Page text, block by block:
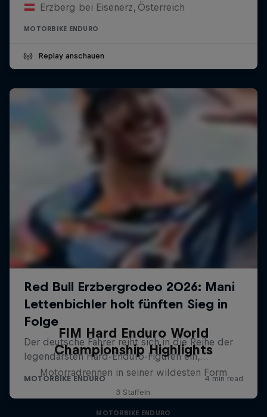
Erzberg bei Eisenerz, Österreich
MOTORBIKE ENDURO
Replay anschauen
FIM Hard Enduro World
Championship Highlights
Motorradrennen in seiner wildesten Form
3 Staffeln
MOTORBIKE ENDURO